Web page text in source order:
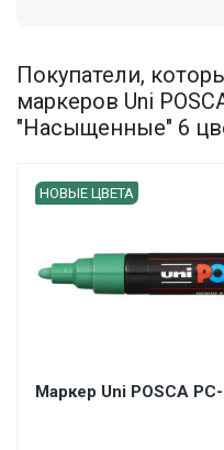
Покупатели,
маркеров Uni
"Насыщенные" 6
Маркер Uni POSCA
НОВЫЕ ЦВЕТА